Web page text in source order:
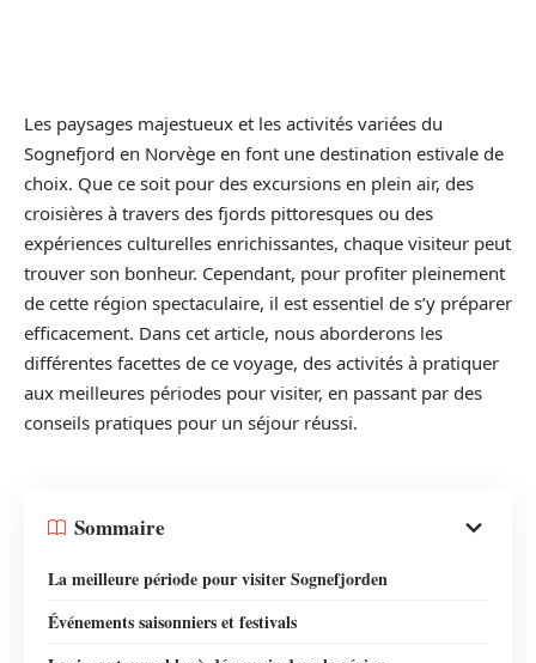
Les paysages majestueux et les activités variées du
Sognefjord en Norvège en font une destination estivale de
choix. Que ce soit pour des excursions en plein air, des
croisières à travers des fjords pittoresques ou des
expériences culturelles enrichissantes, chaque visiteur peut
trouver son bonheur. Cependant, pour profiter pleinement
de cette région spectaculaire, il est essentiel de s’y préparer
efficacement. Dans cet article, nous aborderons les
différentes facettes de ce voyage, des activités à pratiquer
aux meilleures périodes pour visiter, en passant par des
conseils pratiques pour un séjour réussi.
Sommaire
La meilleure période pour visiter Sognefjorden
Événements saisonniers et festivals